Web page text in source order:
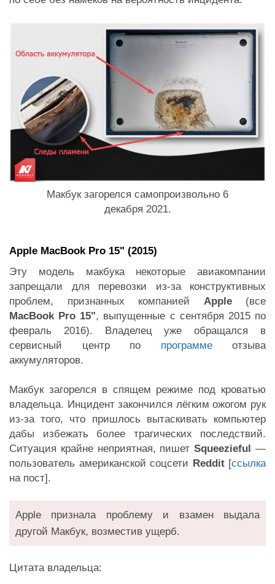
Макбук загорелся самопроизвольно 6
декабря 2021.
Apple MacBook Pro 15" (2015)
Эту модель макбука некоторые авиакомпании
запрещали для перевозки из-за конструктивных
проблем, признанных компанией Apple(все
MacBook Pro 15", выпущенные с сентября 2015 по
февраль 2016). Владелец уже обращался в
сервисный центр по программеотзыва
аккумуляторов.
Макбук загорелся в спящем режиме под кроватью
владельца. Инцидент закончился лёгким ожогом рук
из-за того, что пришлось вытаскивать компьютер
дабы избежать более трагических последствий.
Ситуация крайне неприятная, пишетSqueezieful —
пользователь американской соцсети Reddit[ссылка
на пост].
Apple признала проблему и взамен выдала
другой Макбук, возместив ущерб.
Цитата владельца: